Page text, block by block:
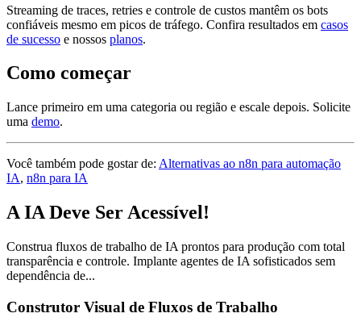
Streaming de traces, retries e controle de custos mantêm os bots
confiáveis mesmo em picos de tráfego. Confira resultados em casos
de sucesso e nossos planos.
Como começar
Lance primeiro em uma categoria ou região e escale depois. Solicite
uma demo.
Você também pode gostar de: Alternativas ao n8n para automação
IA, n8n para IA
A IA Deve Ser Acessível!
Construa fluxos de trabalho de IA prontos para produção com total
transparência e controle. Implante agentes de IA sofisticados sem
dependência de...
Construtor Visual de Fluxos de Trabalho